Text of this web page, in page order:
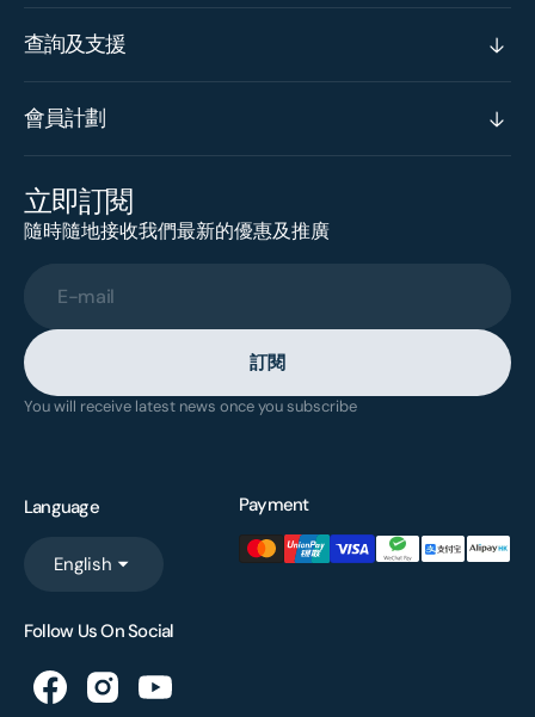
查詢及支援
會員計劃
立即訂閱
隨時隨地接收我們最新的優惠及推廣
E-mail
訂閱
You will receive latest news once you subscribe
Language
English
Payment
Follow Us On Social